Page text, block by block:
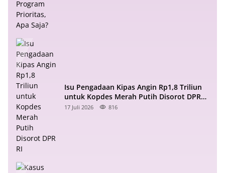
Isu Pengadaan Kipas Angin Rp1,8 Triliun
untuk Kopdes Merah Putih Disorot DPR
RI
17 Juli 2026 816